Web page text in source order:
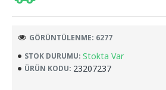
STOK DURUMU: Stokta Var
ÜRÜN KODU: 23207237
GÖRÜNTÜLENME: 6277